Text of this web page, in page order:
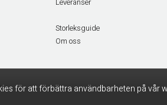
för att förbättra användbarheten på vår
Leveranser
Storleksguide
Om oss